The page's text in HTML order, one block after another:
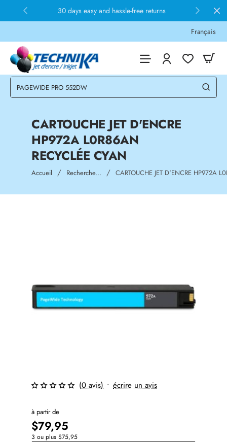
30 days easy and hassle-free returns
Français
CARTOUCHE JET D'ENCRE
HP972A L0R86AN
RECYCLÉE CYAN
Accueil homeRecherche... CARTOUCHE JET D'ENCRE HP972A
(0 avis) • écrire un avis
à partir de
$79,95
3 ou plus $75,95